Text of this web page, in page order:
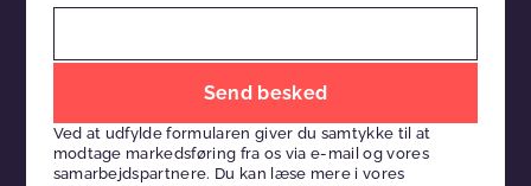
dette
felt
Ved at udfylde formularen giver du samtykke til at
modtage markedsføring fra os via e-mail og vores
samarbejdspartnere. Du kan læse mere i vores